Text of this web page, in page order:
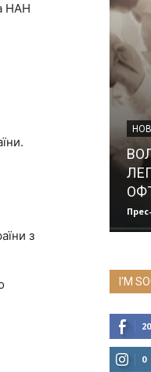
НАН
з
I'M
0